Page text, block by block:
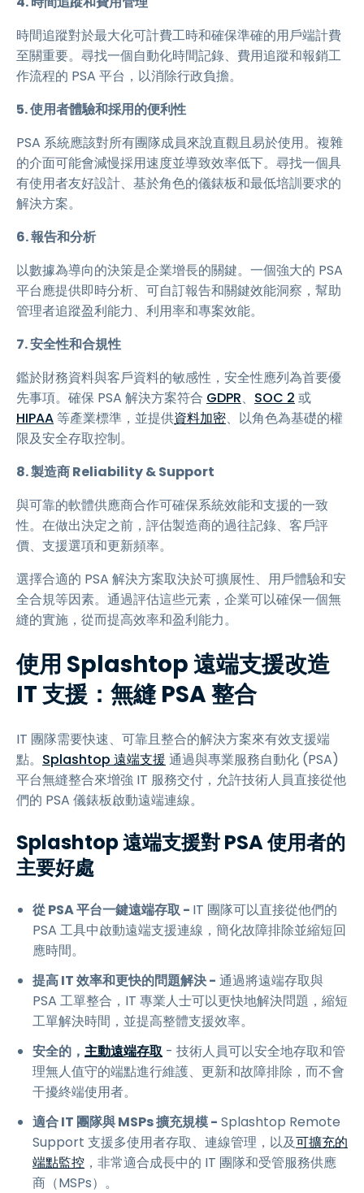
時間追蹤對於最大化可計費工時和確保準確的用戶端計費
至關重要。尋找一個自動化時間記錄、費用追蹤和報銷工
作流程的 PSA 平台，以消除行政負擔。
5. 使用者體驗和採用的便利性
PSA 系統應該對所有團隊成員來說直觀且易於使用。複雜
的介面可能會減慢採用速度並導致效率低下。尋找一個具
有使用者友好設計、基於角色的儀錶板和最低培訓要求的
解決方案。
6. 報告和分析
以數據為導向的決策是企業增長的關鍵。一個強大的 PSA
平台應提供即時分析、可自訂報告和關鍵效能洞察，幫助
管理者追蹤盈利能力、利用率和專案效能。
7. 安全性和合規性
鑑於財務資料與客戶資料的敏感性，安全性應列為首要優
先事項。確保 PSA 解決方案符合 GDPR、 SOC 2 或
HIPAA 等產業標準，並提供資料加密、以角色為基礎的權
限及安全存取控制。
8. 製造商 Reliability & Support
與可靠的軟體供應商合作可確保系統效能和支援的一致
性。在做出決定之前，評估製造商的過往記錄、客戶評
價、支援選項和更新頻率。
選擇合適的 PSA 解決方案取決於可擴展性、用戶體驗和安
全合規等因素。通過評估這些元素，企業可以確保一個無
縫的實施，從而提高效率和盈利能力。
使用 Splashtop 遠端支援改造
IT 支援：無縫 PSA 整合
IT 團隊需要快速、可靠且整合的解決方案來有效支援端
點。 Splashtop 遠端支援 通過與專業服務自動化 (PSA)
平台無縫整合來增強 IT 服務交付，允許技術人員直接從他
們的 PSA 儀錶板啟動遠端連線。
Splashtop 遠端支援對 PSA 使用者的
主要好處
從 PSA 平台一鍵遠端存取 - IT 團隊可以直接從他們的
PSA 工具中啟動遠端支援連線，簡化故障排除並縮短回
應時間。
提高 IT 效率和更快的問題解決 - 通過將遠端存取與
PSA 工單整合，IT 專業人士可以更快地解決問題，縮短
工單解決時間，並提高整體支援效率。
安全的， 主動遠端存取- 技術人員可以安全地存取和管
理無人值守的端點進行維護、更新和故障排除，而不會
干擾終端使用者。
適合 IT 團隊與 MSPs 擴充規模 - Splashtop Remote
Support 支援多使用者存取、連線管理，以及可擴充的
端點監控 ，非常適合成長中的 IT 團隊和受管服務供應
商（MSPs）。